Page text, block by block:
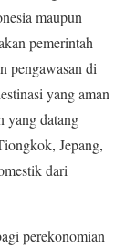
maupun
pemerintah
pengawasan di
yang aman
yang datang
Jepang,
dari
perekonomian